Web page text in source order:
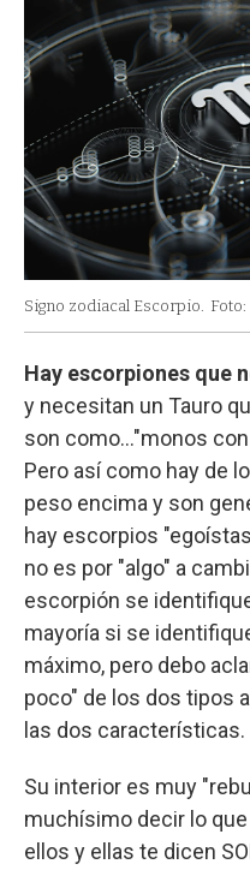
Signo zodiacal Escorpio. Foto:
Hay escorpiones que
y necesitan un Tauro
son como…"monos
Pero así como hay de
peso encima y son
hay escorpios
no es por "algo" a
escorpión se
mayoría si se
máximo, pero debo
poco" de los dos tipos
las dos características.
Su interior es muy
muchísimo decir lo
ellos y ellas te dicen